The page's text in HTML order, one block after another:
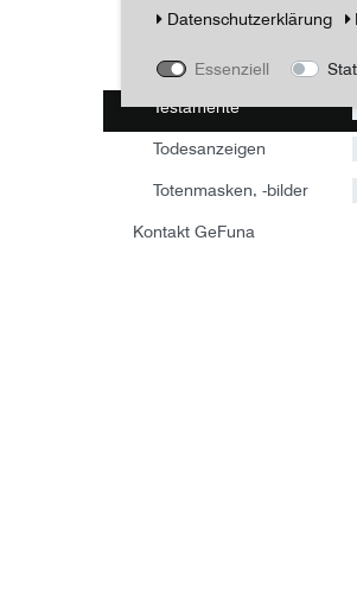
Friedhöfe/Gräber
Kopfhaare Verstorbener
Testamente
Todesanzeigen
Totenmasken, -bilder
Kontakt GeFuna
Daten­schutz­erklärung
Essenziell